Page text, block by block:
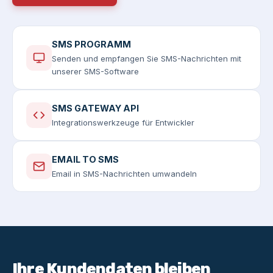
SMS PROGRAMM
Senden und empfangen Sie SMS-Nachrichten mit
unserer SMS-Software
SMS GATEWAY API
Integrationswerkzeuge für Entwickler
EMAIL TO SMS
Email in SMS-Nachrichten umwandeln
Ihre Kundendaten bleiben